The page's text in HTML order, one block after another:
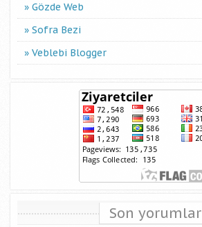
Gözde Web
Sofra Bezi
Veblebi Blogger
Son yorumlar